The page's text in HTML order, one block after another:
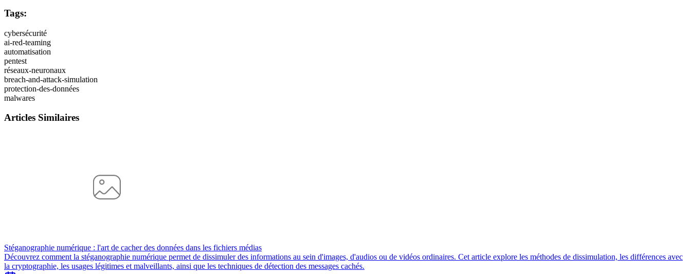
Tags:
cybersécurité
ai-red-teaming
automatisation
pentest
réseaux-neuronaux
breach-and-attack-simulation
protection-des-données
malwares
Articles Similaires
Stéganographie numérique : l'art de cacher des données dans les fichiers médias
Découvrez comment la stéganographie numérique permet de dissimuler des informations au sein d'images, d'audios ou de vidéos ordinaires. Cet article explore les méthodes de dissimulation, les différences avec
la cryptographie, les usages légitimes et malveillants, ainsi que les techniques de détection des messages cachés.